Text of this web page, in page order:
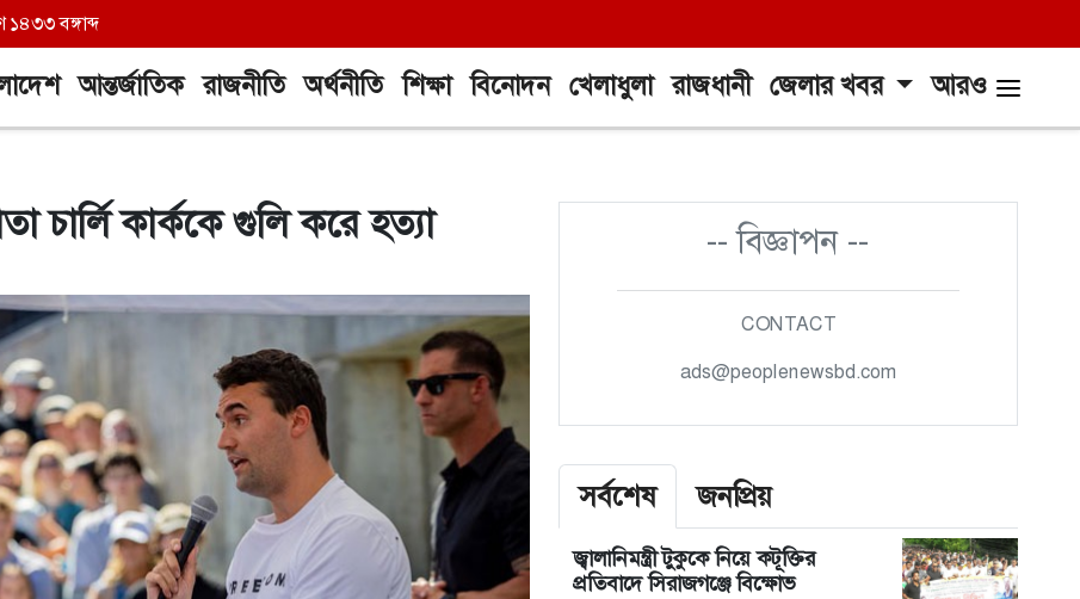
বঙ্গাব্দ
আন্তর্জাতিক রাজনীতি অর্থনীতি শিক্ষা বিনোদন খেলাধুলা রাজধানী জেলার খবর আরও
চার্লি কার্ককে গুলি করে হত্যা -- বিজ্ঞাপন --
CONTACT
ads@peoplenewsbd.com
সর্বশেষ জনপ্রিয়
জ্বালানিমন্ত্রী টুকুকে নিয়ে কটূক্তির
প্রতিবাদে সিরাজগঞ্জে বিক্ষোভ